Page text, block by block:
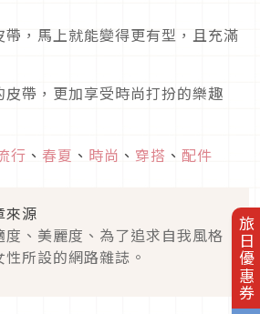
旅日優惠券
帶，馬上就能變得更有型，且充滿
帶，更加享受時尚打扮的樂趣
行 、 春夏 、 時尚 、 穿搭 、 配件
來源
度、美麗度、為了追求自我風格
性所設的網路雜誌。